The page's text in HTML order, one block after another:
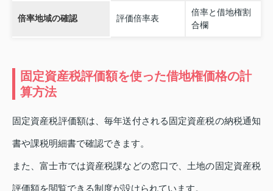
倍率地域の確認 評価倍率表
倍率と借地権割
合欄
固定資産税評価額を使った借地権価格の計
算方法
固定資産税評価額は、毎年送付される固定資産税の納税通知
書や課税明細書で確認できます。
また、富士市では資産税課などの窓口で、土地の固定資産税
評価額を閲覧できる制度が設けられています。